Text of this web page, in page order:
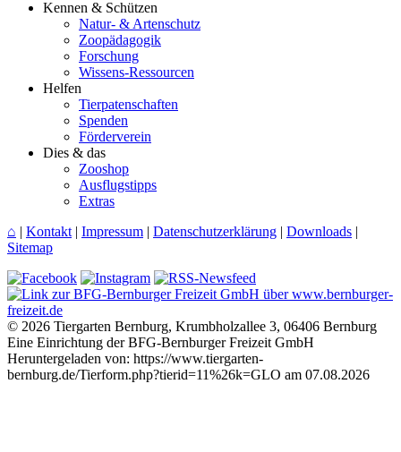
Kennen & Schützen
Natur- & Artenschutz
Zoopädagogik
Forschung
Wissens-Ressourcen
Helfen
Tierpatenschaften
Spenden
Förderverein
Dies & das
Zooshop
Ausflugstipps
Extras
⌂ | Kontakt | Impressum | Datenschutzerklärung | Downloads |
Sitemap
© 2026 Tiergarten Bernburg, Krumbholzallee 3, 06406 Bernburg
Eine Einrichtung der BFG-Bernburger Freizeit GmbH
Heruntergeladen von: https://www.tiergarten-
bernburg.de/Tierform.php?tierid=11%26k=GLO am 07.08.2026